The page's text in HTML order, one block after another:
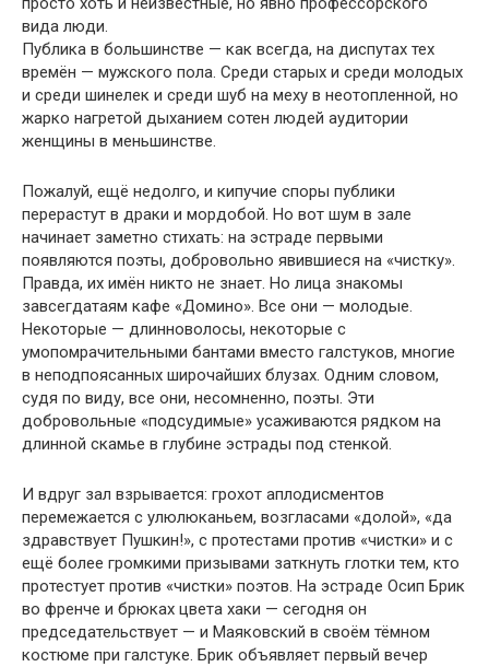
вида люди.
Публика в большинстве — как всегда, на диспутах тех
времён — мужского пола. Среди старых и среди молодых
и среди шинелек и среди шуб на меху в неотопленной, но
жарко нагретой дыханием сотен людей аудитории
женщины в меньшинстве.
Пожалуй, ещё недолго, и кипучие споры публики
перерастут в драки и мордобой. Но вот шум в зале
начинает заметно стихать: на эстраде первыми
появляются поэты, добровольно явившиеся на «чистку».
Правда, их имён никто не знает. Но лица знакомы
завсегдатаям кафе «Домино». Все они — молодые.
Некоторые — длинноволосы, некоторые с
умопомрачительными бантами вместо галстуков, многие
в неподпоясанных широчайших блузах. Одним словом,
судя по виду, все они, несомненно, поэты. Эти
добровольные «подсудимые» усаживаются рядком на
длинной скамье в глубине эстрады под стенкой.
И вдруг зал взрывается: грохот аплодисментов
перемежается с улюлюканьем, возгласами «долой», «да
здравствует Пушкин!», с протестами против «чистки» и с
ещё более громкими призывами заткнуть глотки тем, кто
протестует против «чистки» поэтов. На эстраде Осип Брик
во френче и брюках цвета хаки — сегодня он
председательствует — и Маяковский в своём тёмном
костюме при галстуке. Брик объявляет первый вечер